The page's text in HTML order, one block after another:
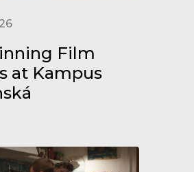
Film
at Kampus